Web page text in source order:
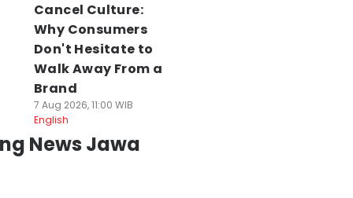
Tiang
di Gresik
Ada
Luka
Agu 2026, 18:42 WIB
Alasan Pakuwon
Pendekkan Pagar
Mal di Surabaya,
Jaga Estetik Kota
News
Cancel Culture:
Why Consumers
Don't Hesitate to
Walk Away From a
Brand
7 Aug 2026, 11:00 WIB
English
News Jawa